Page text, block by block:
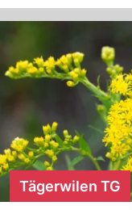
Tägerwilen TG